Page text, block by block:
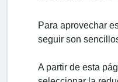
Para aprovechar
seguir son
A partir de esta